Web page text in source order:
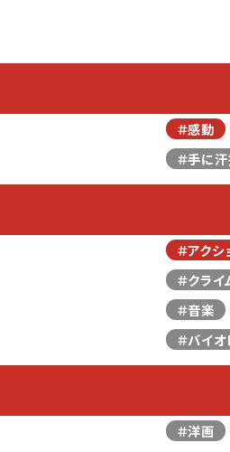
＃感動
＃手に
＃アクシ
＃クライ
＃音楽
＃バイオ
＃洋画